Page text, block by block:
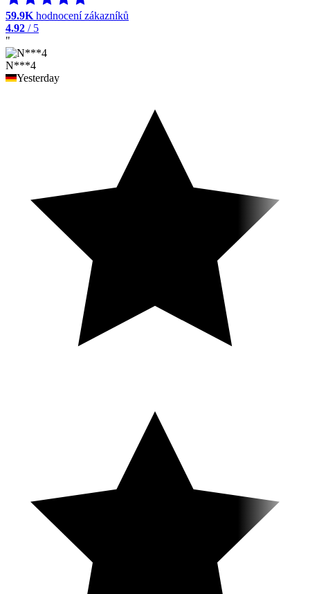
59.9K hodnocení zákazníků
4.92 / 5
"
N***4
Yesterday